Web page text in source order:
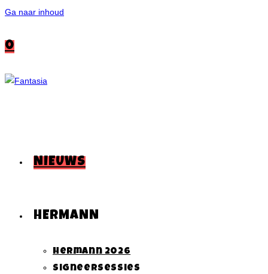
Ga naar inhoud
0
NIEUWS
HERMANN
Hermann 2026
Signeersessies